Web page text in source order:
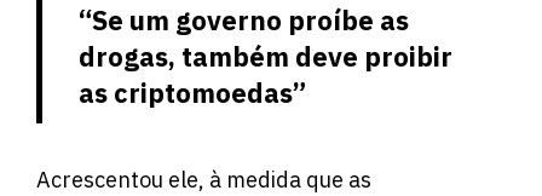
“Se um governo proíbe as
drogas, também deve proibir
as criptomoedas”
Acrescentou ele, à medida que as